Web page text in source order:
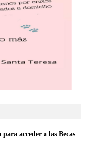
acceder a las Becas